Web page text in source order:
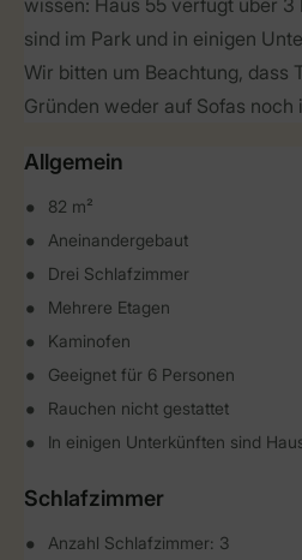
wissen: Haus 55 verfügt über
sind im Park und in einigen
Wir bitten um Beachtung, dass
Gründen weder auf Sofas noch
Allgemein
82 m²
Aneinandergebaut
Drei Schlafzimmer
Mehrere Etagen
Kaminofen
Geeignet für 6 Personen
Rauchen nicht gestattet
In einigen Unterkünften sind
Schlafzimmer
Anzahl Schlafzimmer: 3